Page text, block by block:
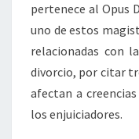
pertenece al Opus
uno de estos
relacionadas con
divorcio, por citar
afectan a
los enjuiciadores.